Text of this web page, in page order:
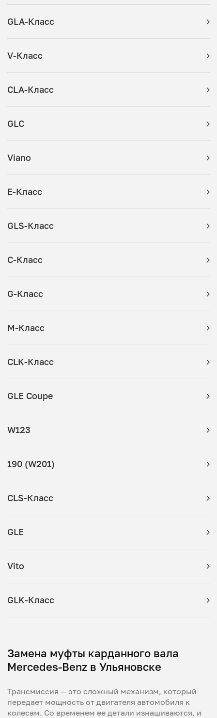
GLA-Класс
V-Класс
CLA-Класс
GLC
Viano
E-Класс
GLS-Класс
C-Класс
G-Класс
M-Класс
CLK-Класс
GLE Coupe
W123
190 (W201)
CLS-Класс
GLE
Vito
GLK-Класс
Замена муфты карданного вала
Mercedes-Benz в Ульяновске
Трансмиссия — это сложный механизм, который
передает мощность от двигателя автомобиля к
колесам. Со временем ее детали изнашиваются, и